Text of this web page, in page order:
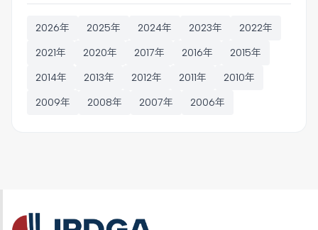
2026年 2025年 2024年 2023年 2022年
2021年 2020年 2017年 2016年 2015年
2014年 2013年 2012年 2011年 2010年
2009年 2008年 2007年 2006年